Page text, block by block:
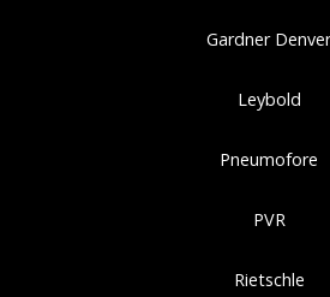
Gardner Denver
Leybold
Pneumofore
PVR
Rietschle